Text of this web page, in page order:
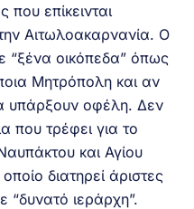
που επίκεινται
Αιτωλοακαρνανία. Ο
“ξένα οικόπεδα” όπως
Μητρόπολη και αν
υπάρξουν οφέλη. Δεν
που τρέφει για το
και Αγίου
διατηρεί άριστες
“δυνατό ιεράρχη”.